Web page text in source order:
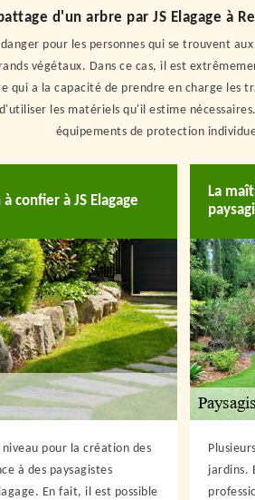
d'un arbre par JS Elagage à
pour les personnes qui se trouvent
végétaux. Dans ce cas, il est
qui a la capacité de prendre en charge
les matériels qu'il estime
équipements de protection
confier à JS Elagage
pour la création des
à des paysagistes
En fait, il est possible
La
jardins.